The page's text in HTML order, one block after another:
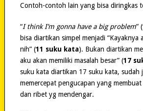
Contoh-contoh lain yang bisa diringkas
“I think I’m gonna have a big problem” (
bisa diartikan simpel menjadi “Kayaknya
nih” (11 suku kata). Bukan diartikan
aku akan memiliki masalah besar” (17
suku kata diartikan 17 suku kata, sudah
memercepat pengucapan yang
dan ribet yg mendengar.